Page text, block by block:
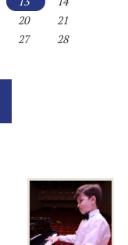
20
21
27
28